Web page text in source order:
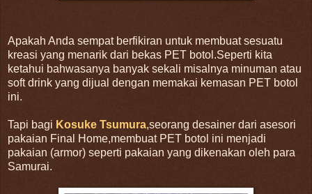
Apakah Anda sempat berfikiran untuk membuat sesuatu
kreasi yang menarik dari bekas PET botol.Seperti kita
ketahui bahwasanya banyak sekali misalnya minuman atau
soft drink yang dijual dengan memakai kemasan PET botol
ini.
Tapi bagi Kosuke Tsumura,seorang desainer dari asesori
pakaian Final Home,membuat PET botol ini menjadi
pakaian (armor) seperti pakaian yang dikenakan oleh para
Samurai.